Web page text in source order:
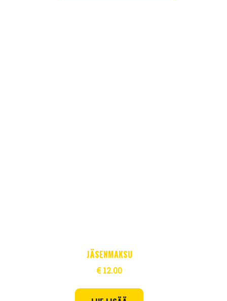
JÄSENMAKSU
€12.00